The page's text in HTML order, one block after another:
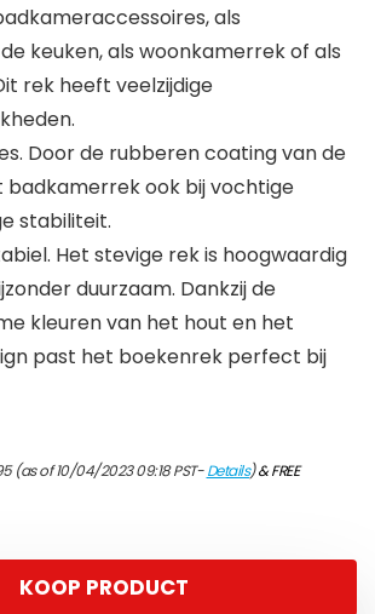
als
keuken, als woonkamerrek of als
rek heeft veelzijdige
Door de rubberen coating van de
ook bij vochtige
stabiliteit.
Het stevige rek is hoogwaardig
duurzaam. Dankzij de
kleuren van het hout en het
past het boekenrek perfect bij
(as of 10/04/2023 09:18 PST-Details)&FREE
KOOP PRODUCT